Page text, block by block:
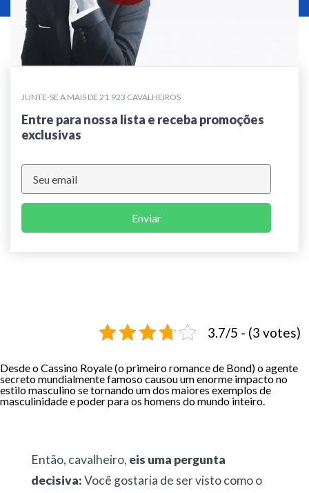
JUNTE-SE A MAIS DE 21.923 CAVALHEIROS
Entre para nossa lista e receba promoções
exclusivas
Enviar
3.7/5 - (3 votes)
Desde o Cassino Royale (o primeiro romance de Bond) o agente
secreto mundialmente famoso causou um enorme impacto no
estilo masculino se tornando um dos maiores exemplos de
masculinidade e poder para os homens do mundo inteiro.
Então, cavalheiro, eis uma pergunta
decisiva:Você gostaria de ser visto como o